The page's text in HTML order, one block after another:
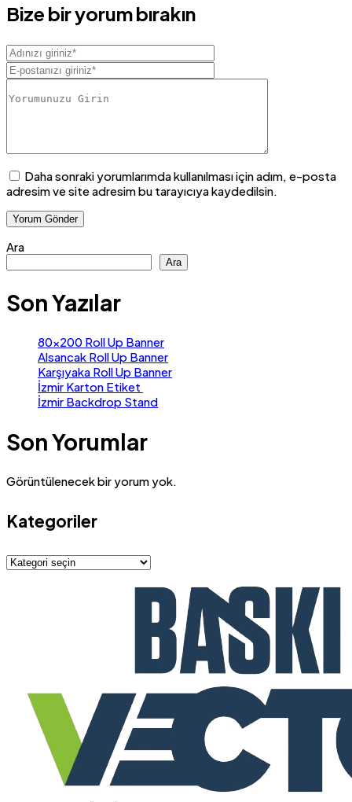
Bize bir yorum bırakın
Daha sonraki yorumlarımda kullanılması için adım, e-posta
adresim ve site adresim bu tarayıcıya kaydedilsin.
Ara
Ara
Son Yazılar
80×200 Roll Up Banner
Alsancak Roll Up Banner
Karşıyaka Roll Up Banner
İzmir Karton Etiket
İzmir Backdrop Stand
Son Yorumlar
Görüntülenecek bir yorum yok.
Kategoriler
Kategoriler